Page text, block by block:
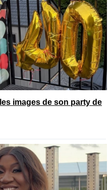
images de son party de